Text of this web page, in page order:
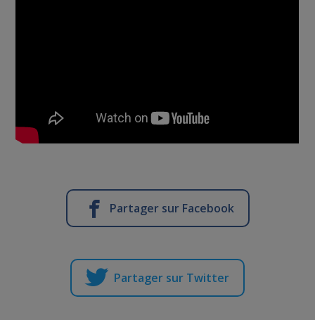
Partager sur Facebook
Partager sur Twitter